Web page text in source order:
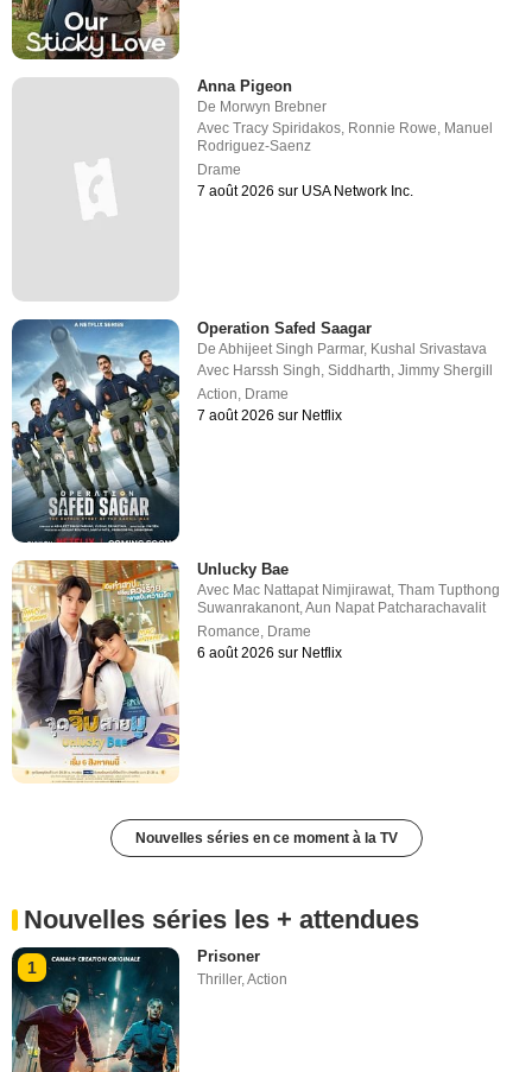
Anna Pigeon
De Morwyn Brebner
AvecTracy Spiridakos, Ronnie Rowe, Manuel
Rodriguez-Saenz
Drame
7 août 2026 sur USA Network Inc.
Operation Safed Saagar
DeAbhijeet Singh Parmar, Kushal Srivastava
Avec Harssh Singh ,Siddharth ,Jimmy Shergill
Action Drame
7 août 2026 sur Netflix
Unlucky Bae
Avec Mac Nattapat Nimjirawat,Tham Tupthong
Suwanrakanont,Aun Napat Patcharachavalit
Romance, Drame
6 août 2026 sur Netflix
Nouvelles séries en ce moment à la TV
Nouvelles séries les + attendues
1
Prisoner
Thriller,Action